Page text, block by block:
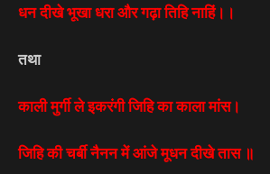
धन दीखे भूखा धरा और गढ़ा तिहि नाहिं।।
तथा
काली मुर्गी ले इकरंगी जिहि का काला मांस।
जिहि की चर्बी नैनन में आंजे मूधन दीखे तास ॥